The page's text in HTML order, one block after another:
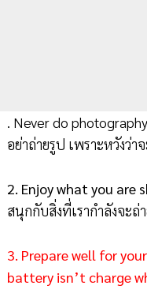
. Never do
อย่าถ่ายรูป เพราะหวังว่า
2. Enjoy what you are
สนุกกับสิ่งที่เรากำลังจะถ่
3. Prepare well for
battery isn’t charge